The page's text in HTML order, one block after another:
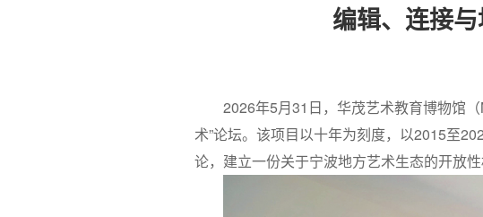
编辑、连接
2026年5月31日，华茂艺术教育博物馆
术”论坛。该项目以十年为刻度，以2015至
论，建立一份关于宁波地方艺术生态的开放性